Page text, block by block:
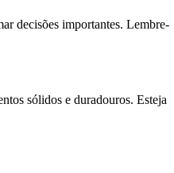
decisões importantes. Lembre-
sólidos e duradouros. Esteja